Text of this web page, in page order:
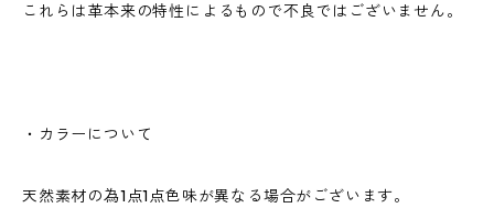
これらは革本来の特性によるもので不良ではございません。
・カラーについて
天然素材の為1点1点色味が異なる場合がございます。